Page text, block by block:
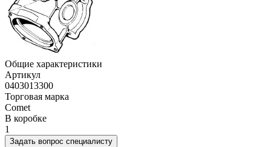
Общие характеристики
Артикул
0403013300
Торговая марка
Comet
В коробке
1
Задать вопрос специалисту